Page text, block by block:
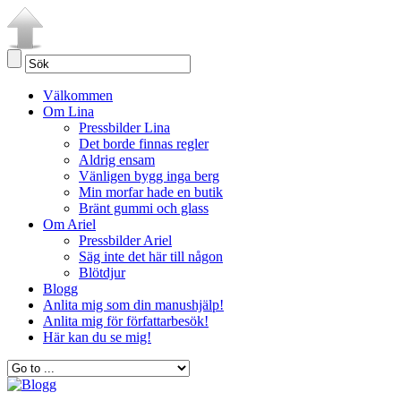
Välkommen
Om Lina
Pressbilder Lina
Det borde finnas regler
Aldrig ensam
Vänligen bygg inga berg
Min morfar hade en butik
Bränt gummi och glass
Om Ariel
Pressbilder Ariel
Säg inte det här till någon
Blötdjur
Blogg
Anlita mig som din manushjälp!
Anlita mig för författarbesök!
Här kan du se mig!